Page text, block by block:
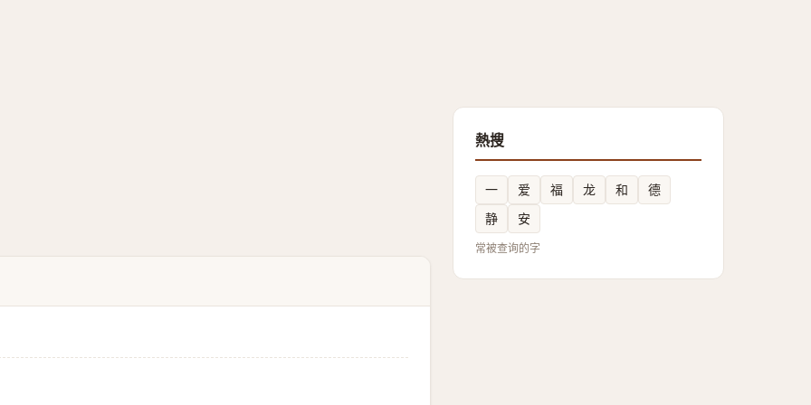
熱搜
一 爱 福 龙 和
德
静
安
常被查询的字